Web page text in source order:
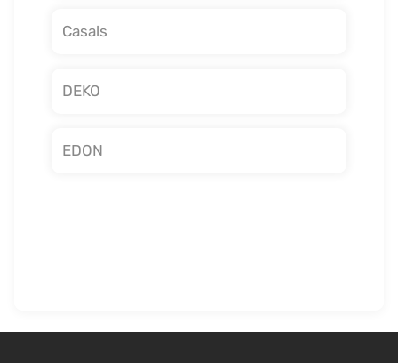
Casals
DEKO
EDON